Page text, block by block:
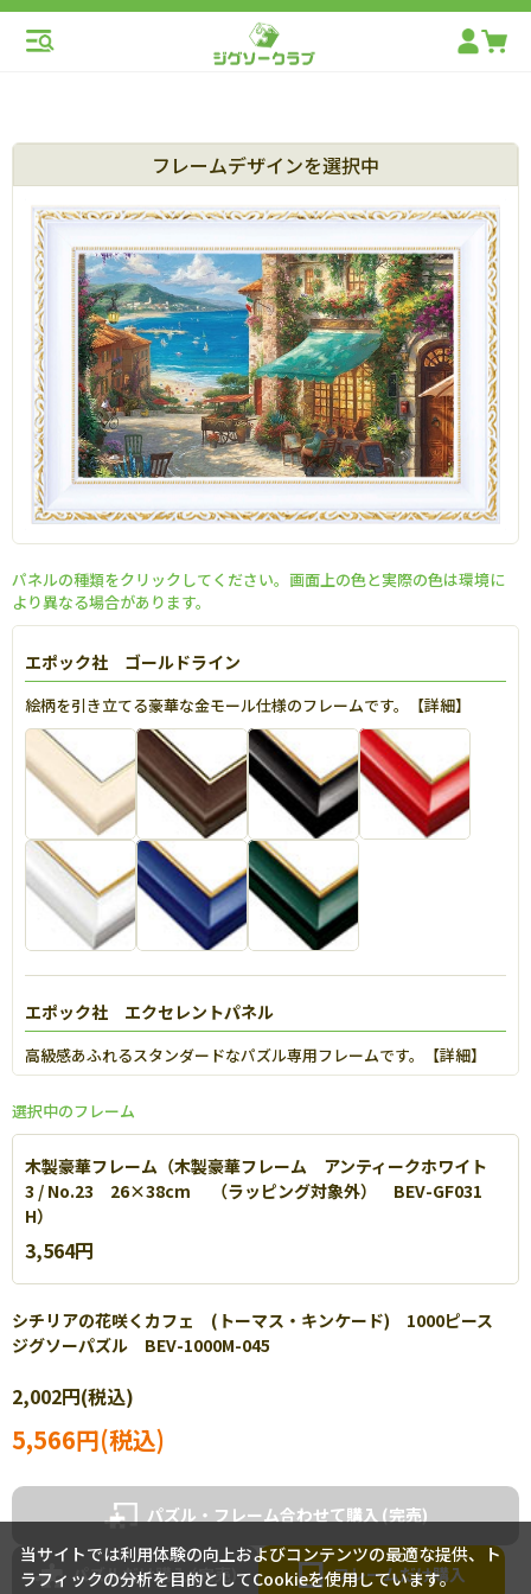
フレームデザインを選択中
パネルの種類をクリックしてください。画面上の色と実際の色は環境に
より異なる場合があります。
エポック社 ゴールドライン
絵柄を引き立てる豪華な金モール仕様のフレームです。【詳細】
エポック社 エクセレントパネル
高級感あふれるスタンダードなパズル専用フレームです。【詳細】
エポック社 パネルマックス
軽量なアルミを使用し丈夫で扱いやすいパネルです。【
選択中のフレーム
木製豪華フレーム（木製豪華フレーム アンティークホワイト
3 / No.23 26×38cm （ラッピング対象外） BEV-GF031
H）
3,564円
シチリアの花咲くカフェ (トーマス・キンケード) 1000ピース
ジグソーパズル BEV-1000M-045
2,002円(税込)
5,566円(税込)
パズル・フレーム合わせて購入
パズルだけ購入 フレームだけ購入
当サイトでは利用体験の向上およびコンテンツの最適な提供、ト
ラフィックの分析を目的としてCookieを使用しています。